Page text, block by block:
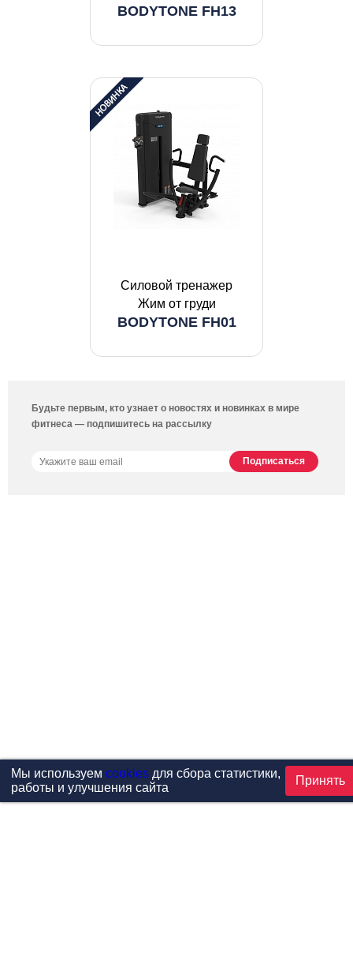
BODYTONE FH13
Силовой тренажер
Жим от груди
BODYTONE FH01
Будьте первым, кто узнает о новостях и новинках в мире
фитнеса — подпишитесь на рассылку
Мы используем cookiesдля сбора статистики,
работы и улучшения сайта
Принять